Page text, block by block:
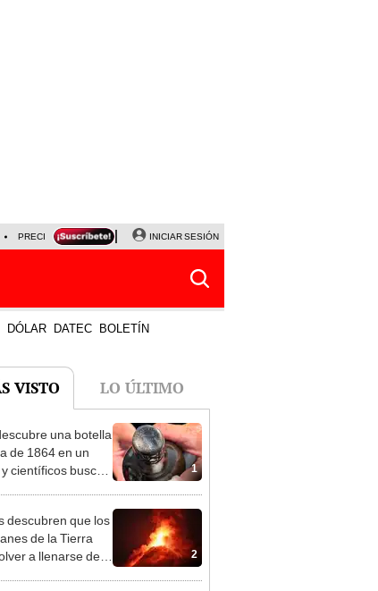
PRECIO DEL DÓLAR CORTE DE LUZ VIERNES 7 DE AGOSTO
INICIAR SESIÓN
DÓLAR DATEC BOLETÍN
VISTO LO ÚLTIMO
1
una botella
de 1864 en un
científicos buscan
2
descubren que los
de la Tierra
a llenarse de